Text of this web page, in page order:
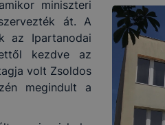
miniszteri
át. A
az Ipartanodai
kezdve az
volt Zsoldos
megindult a